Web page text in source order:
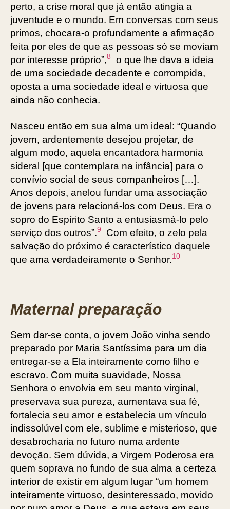
perto, a crise moral que já então atingia a
juventude e o mundo. Em conversas com seus
primos, chocara-o profundamente a afirmação
feita por eles de que as pessoas só se moviam
por interesse próprio”,8
o que lhe dava a ideia
de uma sociedade decadente e corrompida,
oposta a uma sociedade ideal e virtuosa que
ainda não conhecia.
Nasceu então em sua alma um ideal: “Quando
jovem, ardentemente desejou projetar, de
algum modo, aquela encantadora harmonia
sideral [que contemplara na infância] para o
convívio social de seus companheiros […].
Anos depois, anelou fundar uma associação
de jovens para relacioná-los com Deus. Era o
sopro do Espírito Santo a entusiasmá-lo pelo
serviço dos outros”.9
Com efeito, o zelo pela
salvação do próximo é característico daquele
que ama ­verdadeiramente o Senhor.10
Maternal preparação
Sem dar-se conta, o jovem João vinha sendo
preparado por Maria Santíssima para um dia
entregar-se a Ela inteiramente como filho e
escravo. Com muita suavidade, Nossa
Senhora o envolvia em seu manto virginal,
preservava sua pureza, aumentava sua fé,
fortalecia seu amor e estabelecia um vínculo
indissolúvel com ele, sublime e misterioso, que
desabrocharia no futuro numa ardente
devoção. Sem dúvida, a Virgem Poderosa era
quem soprava no fundo de sua alma a certeza
interior de existir em algum lugar “um homem
inteiramente virtuoso, desinteressado, movido